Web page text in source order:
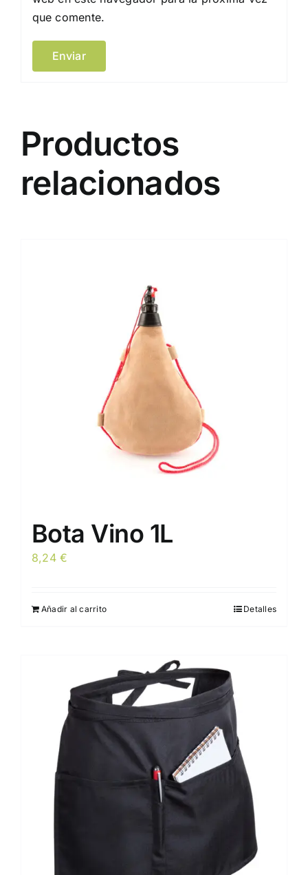
que comente.
Productos
relacionados
Bota Vino 1L
8,24€
Añadir al carrito Detalles